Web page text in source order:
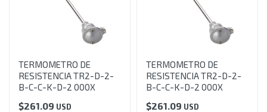
TERMOMETRO DE
RESISTENCIA TR2-D-2-
B-C-C-K-D-2 000X
$261.09 USD
TERMOMETRO DE
RESISTENCIA TR2-D-2-
B-C-C-K-D-2 000X
$261.09 USD